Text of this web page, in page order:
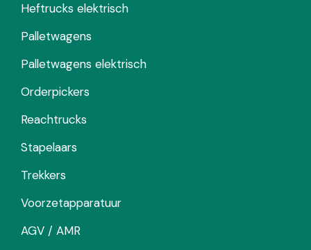
Heftrucks elektrisch
Palletwagens
Palletwagens elektrisch
Orderpickers
Reachtrucks
Stapelaars
Trekkers
Voorzetapparatuur
AGV / AMR